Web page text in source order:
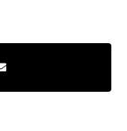
by e-mail